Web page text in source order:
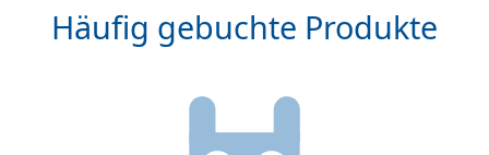
Häufig gebuchte Produkte